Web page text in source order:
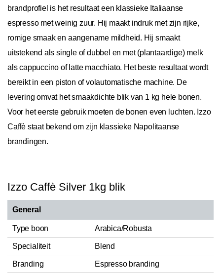
brandprofiel is het resultaat een klassieke Italiaanse
espresso met weinig zuur. Hij maakt indruk met zijn rijke,
romige smaak en aangename mildheid. Hij smaakt
uitstekend als single of dubbel en met (plantaardige) melk
als cappuccino of latte macchiato. Het beste resultaat wordt
bereikt in een piston of volautomatische machine. De
levering omvat het smaakdichte blik van 1 kg hele bonen.
Voor het eerste gebruik moeten de bonen even luchten. Izzo
Caffè staat bekend om zijn klassieke Napolitaanse
brandingen.
Izzo Caffè Silver 1kg blik
General
Type boon Arabica/Robusta
Specialiteit Blend
Branding Espresso branding